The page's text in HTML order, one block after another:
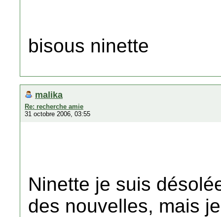
bisous ninette
malika
Re: recherche amie
31 octobre 2006, 03:55
Ninette je suis
des nouvelles, mais